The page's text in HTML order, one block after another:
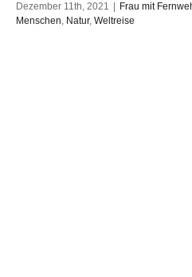
Dezember 11th, 2021 Frau mit
Menschen, Natur,Weltreise